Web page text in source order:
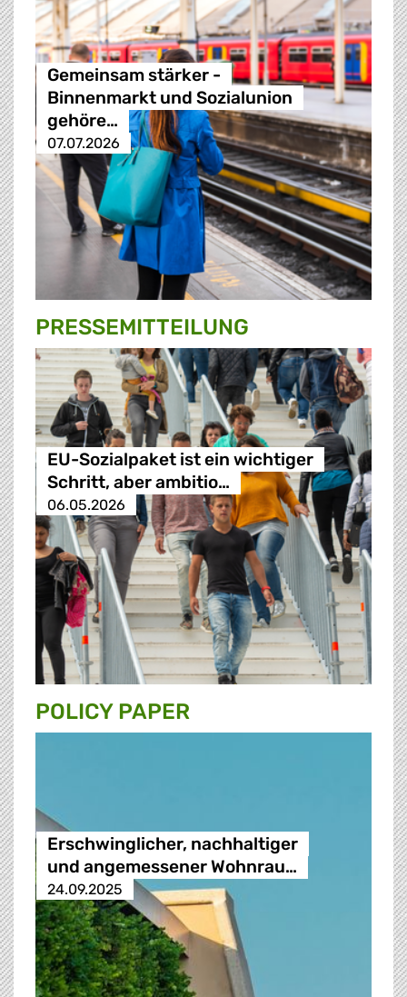
Gemeinsam stärker -
Binnenmarkt und Sozialunion
gehöre…
07.07.2026
PRESSE­MITTEILUNG
EU-Sozialpaket ist ein wichtiger
Schritt, aber ambitio…
06.05.2026
POLICY PAPER
Erschwinglicher, nachhaltiger
und angemessener Wohnrau…
24.09.2025